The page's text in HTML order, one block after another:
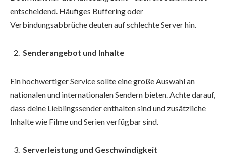
entscheidend. Häufiges Buffering oder
Verbindungsabbrüche deuten auf schlechte Server hin.
Senderangebot und Inhalte
Ein hochwertiger Service sollte eine große Auswahl an
nationalen und internationalen Sendern bieten. Achte darauf,
dass deine Lieblingssender enthalten sind und zusätzliche
Inhalte wie Filme und Serien verfügbar sind.
Serverleistung und Geschwindigkeit